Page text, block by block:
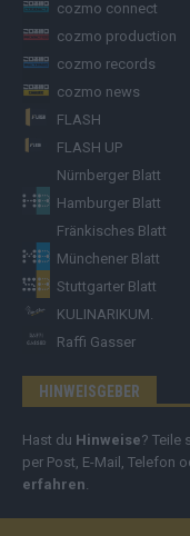
cozmo connect
cozmo production
cozmo records
cozmo news
FLASH
FLASH UP
Nürnberger Blatt
Hamburger Blatt
Fränkisches Blatt
Münchener Blatt
Stuttgarter Blatt
KULINARIKUM.
Raffi Gasser
HINWEISGEBER
Hast du Hinweise? Teile
per Post, E-Mail, Telefon
erfahren.